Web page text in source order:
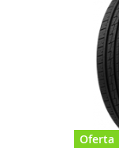
Oferta